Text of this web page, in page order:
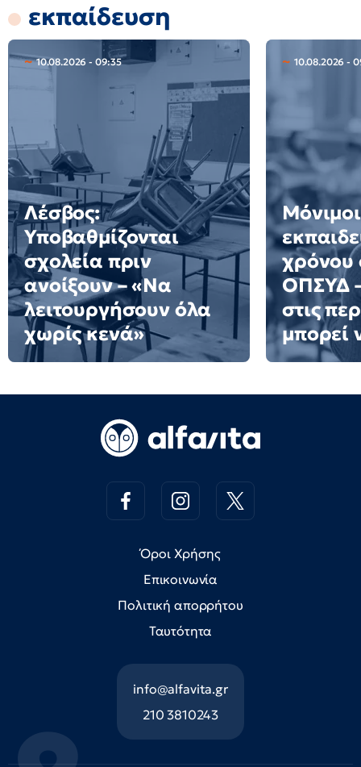
εκπαίδευση
10.08.2026 - 09:35
Λέσβος:
Υποβαθμίζονται
σχολεία πριν
ανοίξουν – «Να
λειτουργήσουν όλα
χωρίς κενά»
10.08.2026 -
χρόνου
ΟΠΣΥΔ
στις
μπορεί
Όροι Χρήσης
Επικοινωνία
Πολιτική απορρήτου
Ταυτότητα
info@alfavita.gr
210 3810243